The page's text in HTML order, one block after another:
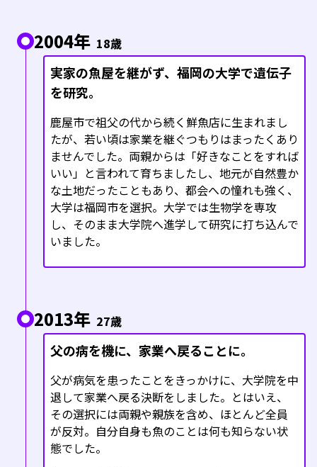
2004年 18歳
実家の魚屋を継がず、福岡の大学で遺伝子
を研究。
鹿屋市で祖父の代から続く鮮魚店に生まれまし
たが、若い頃は家業を継ぐつもりはまったくあり
ませんでした。両親からは「好きなことをすれば
いい」と言われて育ちましたし、地元が自然豊か
な土地だったこともあり、都会への憧れも強く、
大学は福岡市を選択。大学では生物学を専攻
し、そのまま大学院へ進学して研究に打ち込んで
いました。
2013年 27歳
父の病を機に、家業へ戻ることに。
父が病気を患ったことをきっかけに、大学院を中
退して家業へ戻る決断をしました。とはいえ、
その選択には両親や親族を含め、ほとんど全員
が反対。自分自身も魚のことは何も知らない状
態でした。